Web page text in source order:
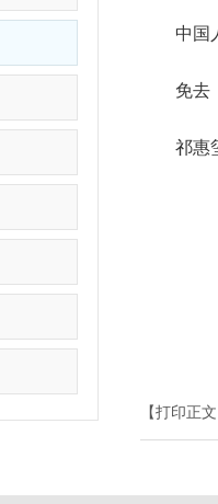
中国人
免去
祁惠玺
【打印正